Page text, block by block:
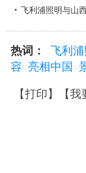
飞利浦照明与山
热词： 飞利浦
容 亮相中国
【打印】【我